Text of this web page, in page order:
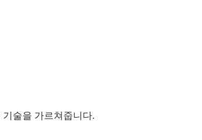
술을 가르쳐줍니다.